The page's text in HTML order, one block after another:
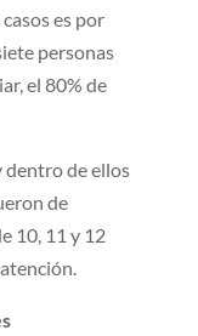
es por
personas
el 80% de
dentro de ellos
de
10, 11 y 12